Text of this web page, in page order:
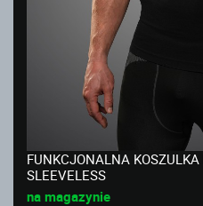
FUNKCJONALNA
SLEEVELESS
na magazynie